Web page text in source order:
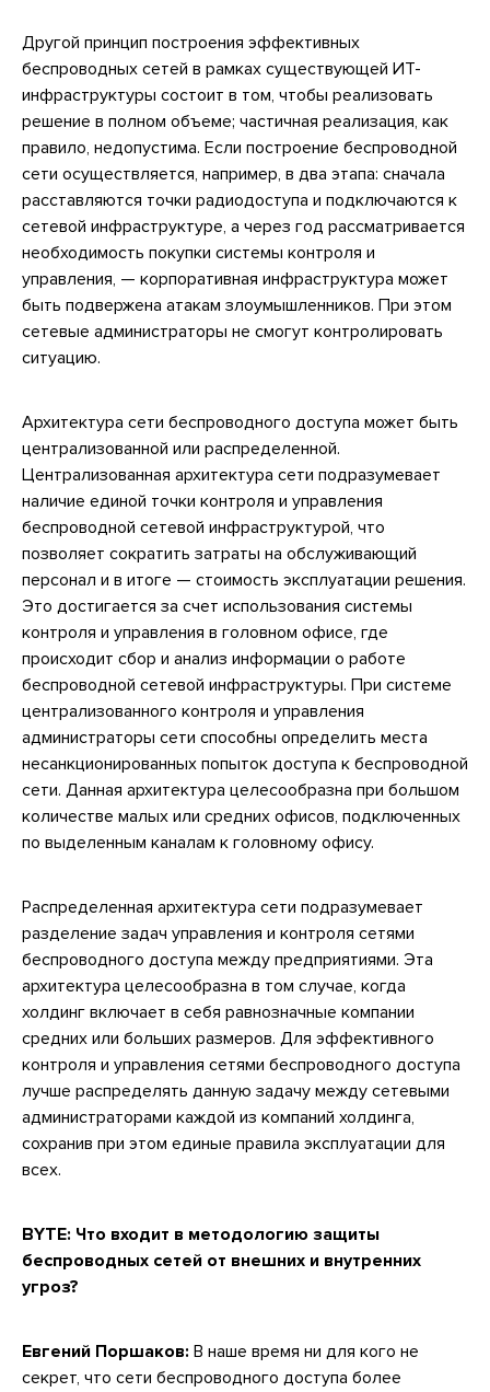
Другой принцип построения эффективных
беспроводных сетей в рамках существующей ИТ-
инфраструктуры состоит в том, чтобы реализовать
решение в полном объеме; частичная реализация, как
правило, недопустима. Если построение беспроводной
сети осуществляется, например, в два этапа: сначала
расставляются точки радиодоступа и подключаются к
сетевой инфраструктуре, а через год рассматривается
необходимость покупки системы контроля и
управления, — корпоративная инфраструктура может
быть подвержена атакам злоумышленников. При этом
сетевые администраторы не смогут контролировать
ситуацию.
Архитектура сети беспроводного доступа может быть
централизованной или распределенной.
Централизованная архитектура сети подразумевает
наличие единой точки контроля и управления
беспроводной сетевой инфраструктурой, что
позволяет сократить затраты на обслуживающий
персонал и в итоге — стоимость эксплуатации решения.
Это достигается за счет использования системы
контроля и управления в головном офисе, где
происходит сбор и анализ информации о работе
беспроводной сетевой инфраструктуры. При системе
централизованного контроля и управления
администраторы сети способны определить места
несанкционированных попыток доступа к беспроводной
сети. Данная архитектура целесообразна при большом
количестве малых или средних офисов, подключенных
по выделенным каналам к головному офису.
Распределенная архитектура сети подразумевает
разделение задач управления и контроля сетями
беспроводного доступа между предприятиями. Эта
архитектура целесообразна в том случае, когда
холдинг включает в себя равнозначные компании
средних или больших размеров. Для эффективного
контроля и управления сетями беспроводного доступа
лучше распределять данную задачу между сетевыми
администраторами каждой из компаний холдинга,
сохранив при этом единые правила эксплуатации для
всех.
BYTE: Что входит в методологию защиты
беспроводных сетей от внешних и внутренних
угроз?
Евгений Поршаков: В наше время ни для кого не
секрет, что сети беспроводного доступа более